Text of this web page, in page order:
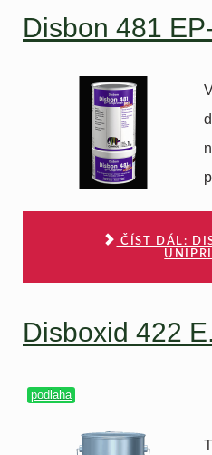
Disbon 481
ČÍST DÁL:
Disboxid 422
podlaha